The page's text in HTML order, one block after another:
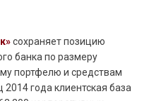
сохраняет позицию
банка по размеру
портфелю и средствам
года клиентская база